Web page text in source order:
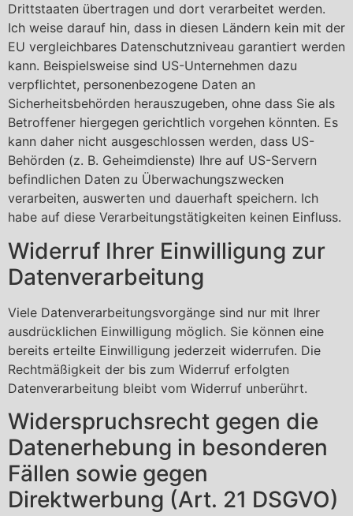
Drittstaaten übertragen und dort verarbeitet werden.
Ich weise darauf hin, dass in diesen Ländern kein mit der
EU vergleichbares Datenschutzniveau garantiert werden
kann. Beispielsweise sind US-Unternehmen dazu
verpflichtet, personenbezogene Daten an
Sicherheitsbehörden herauszugeben, ohne dass Sie als
Betroffener hiergegen gerichtlich vorgehen könnten. Es
kann daher nicht ausgeschlossen werden, dass US-
Behörden (z. B. Geheimdienste) Ihre auf US-Servern
befindlichen Daten zu Überwachungszwecken
verarbeiten, auswerten und dauerhaft speichern. Ich
habe auf diese Verarbeitungstätigkeiten keinen Einfluss.
Widerruf Ihrer Einwilligung zur
Datenverarbeitung
Viele Datenverarbeitungsvorgänge sind nur mit Ihrer
ausdrücklichen Einwilligung möglich. Sie können eine
bereits erteilte Einwilligung jederzeit widerrufen. Die
Rechtmäßigkeit der bis zum Widerruf erfolgten
Datenverarbeitung bleibt vom Widerruf unberührt.
Widerspruchsrecht gegen die
Datenerhebung in besonderen
Fällen sowie gegen
Direktwerbung (Art. 21 DSGVO)